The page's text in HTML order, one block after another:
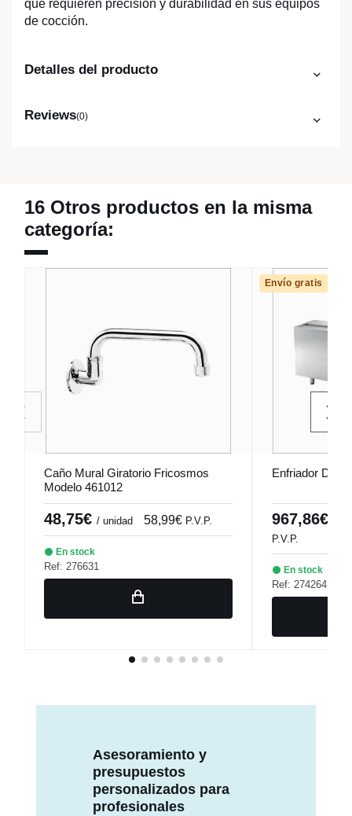
que requieren precisión y durabilidad en sus equipos
de cocción.
Detalles del producto
Reviews(0)
16 Otros productos en la misma
categoría:
Caño Mural Giratorio Fricosmos
Modelo 461012
48,75€ / unidad 58,99€ P.V.P.
En stock
Ref: 276631
Envío gratis
Enfriador De
967,86€
P.V.P.
En stock
Ref: 274264
Asesoramiento y
presupuestos
personalizados para
profesionales